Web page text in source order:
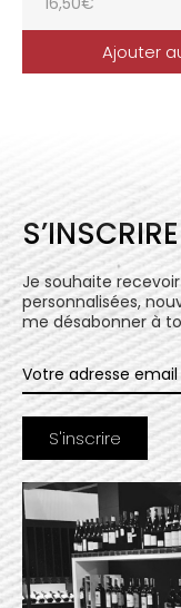
Ajouter
Je souhaite
personnalisées,
me désabonner à